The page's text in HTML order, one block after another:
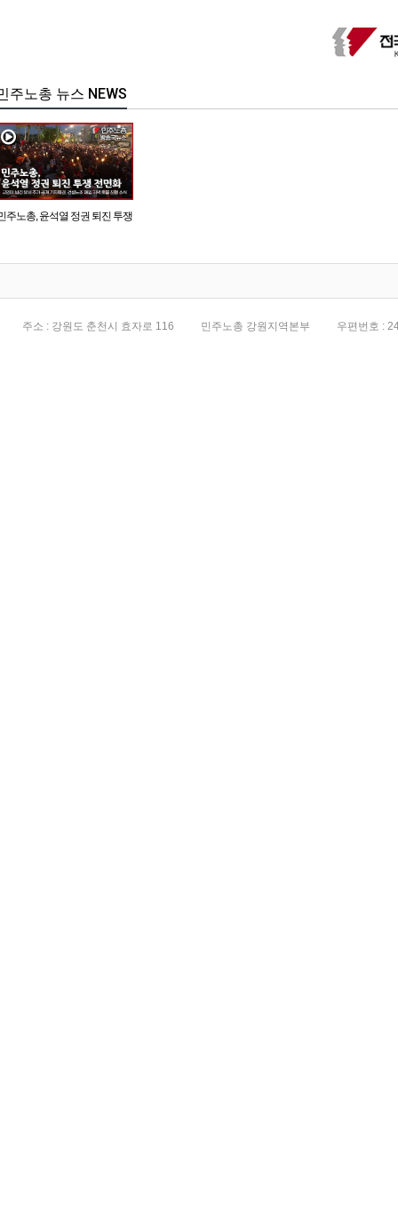
주노총 뉴스 NEWS
주노총, 윤석열 정권 퇴진 투쟁
주소 : 강원도 춘천시 효자로 116 민주노총 강원지역본부 우편번호 :